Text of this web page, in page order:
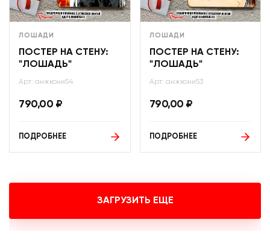
ЛОШАДИ
ПОСТЕР НА СТЕНУ:
"ЛОШАДЬ"
Арт: анжкони54
790,00 ₽
ПОДРОБНЕЕ
ЛОШАДИ
ПОСТЕР НА СТЕНУ:
"ЛОШАДЬ"
Арт: анжкони53
790,00 ₽
ПОДРОБНЕЕ
ЗАГРУЗИТЬ ЕЩЕ